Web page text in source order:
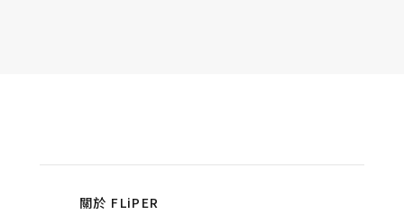
關於 FLiPER